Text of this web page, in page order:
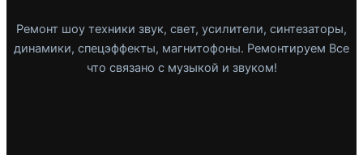
Ремонт шоу техники звук, свет, усилители, синтезаторы,
динамики, спецэффекты, магнитофоны. Ремонтируем Все
что связано с музыкой и звуком!